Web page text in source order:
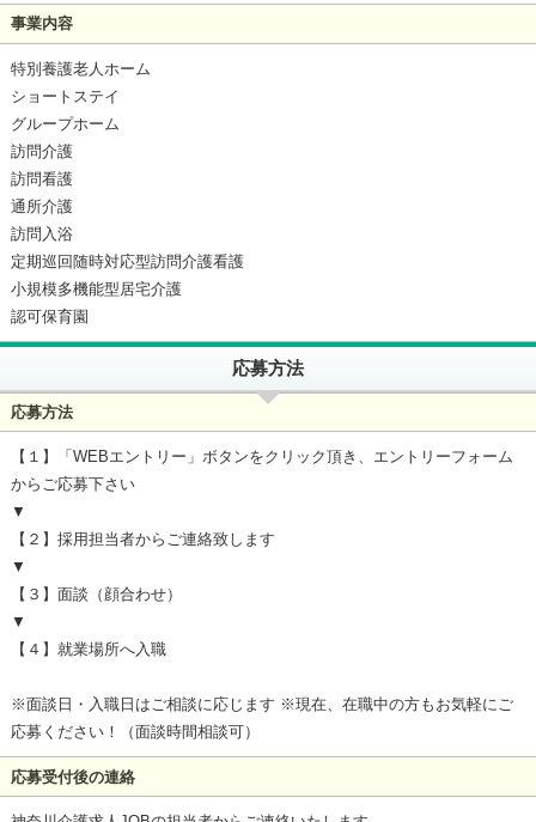
事業内容
特別養護老人ホーム
ショートステイ
グループホーム
訪問介護
訪問看護
通所介護
訪問入浴
定期巡回随時対応型訪問介護看護
小規模多機能型居宅介護
認可保育園
応募方法
応募方法
【１】「WEBエントリー」ボタンをクリック頂き、エントリーフォーム
からご応募下さい
▼
【２】採用担当者からご連絡致します
▼
【３】面談（顔合わせ）
▼
【４】就業場所へ入職
※面談日・入職日はご相談に応じます ※現在、在職中の方もお気軽にご
応募ください！（面談時間相談可）
応募受付後の連絡